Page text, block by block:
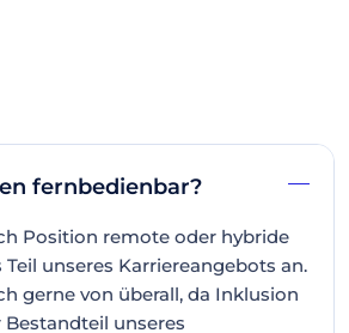
fernbedienbar?
Position remote oder hybride
unseres Karriereangebots an.
gerne von überall, da Inklusion
unseres